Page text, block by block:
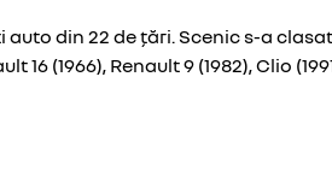
din 22 de țări. Scenic s-a
(1966), Renault 9 (1982), Clio